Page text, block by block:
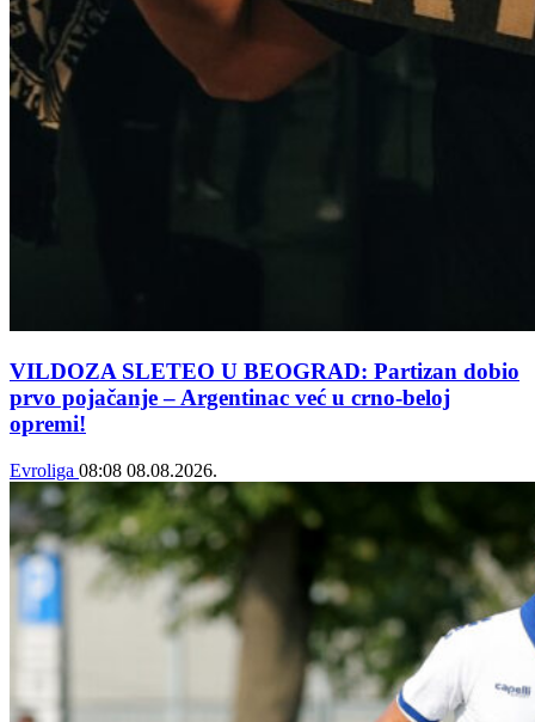
VILDOZA SLETEO U BEOGRAD: Partizan dobio
prvo pojačanje – Argentinac već u crno-beloj
opremi!
Evroliga 08:08 08.08.2026.